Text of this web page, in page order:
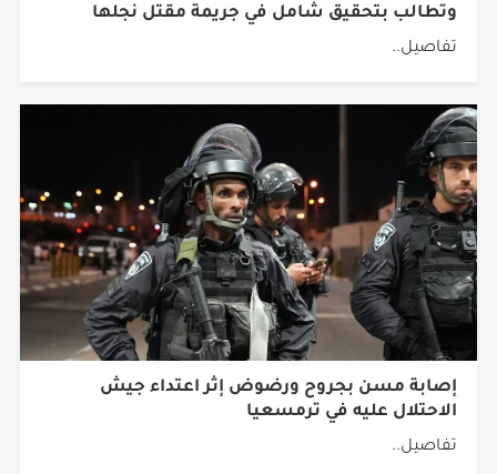
وتطالب بتحقيق شامل في جريمة مقتل نجلها
تفاصيل..
إصابة مسن بجروح ورضوض إثر اعتداء جيش
الاحتلال عليه في ترمسعيا
تفاصيل..